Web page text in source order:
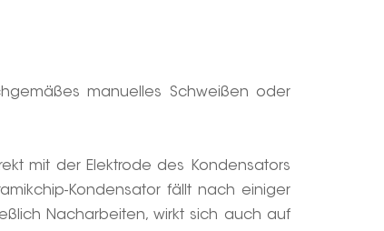
manuelles Schweißen oder
mit der Elektrode des Kondensators
Kondensator fällt nach einiger
Nacharbeiten, wirkt sich auch auf